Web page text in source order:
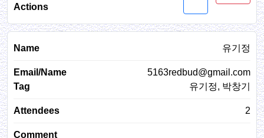
유기정
5163redbud@gmail.com
유기정, 박창기
2